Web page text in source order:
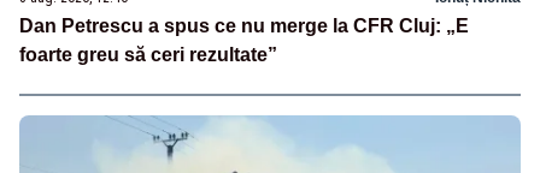
Dan Petrescu a spus ce nu merge la CFR Cluj: „E
foarte greu să ceri rezultate”